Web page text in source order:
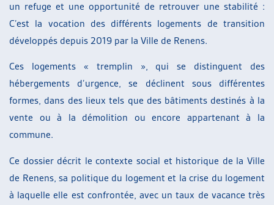
un refuge et une opportunité de retrouver une stabilité :
C’est la vocation des différents logements de transition
développés depuis 2019 par la Ville de Renens.
Ces logements « tremplin », qui se distinguent des
hébergements d’urgence, se déclinent sous différentes
formes, dans des lieux tels que des bâtiments destinés à la
vente ou à la démolition ou encore appartenant à la
commune.
Ce dossier décrit le contexte social et historique de la Ville
de Renens, sa politique du logement et la crise du logement
à laquelle elle est confrontée, avec un taux de vacance très